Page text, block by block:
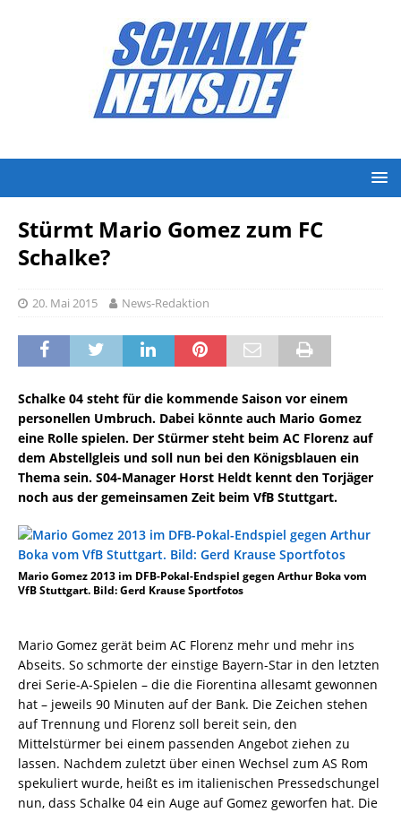
Stürmt Mario Gomez zum FC
Schalke?
20. Mai 2015 News-Redaktion
Schalke 04 steht für die kommende Saison vor einem
personellen Umbruch. Dabei könnte auch Mario Gomez
eine Rolle spielen. Der Stürmer steht beim AC Florenz auf
dem Abstellgleis und soll nun bei den Königsblauen ein
Thema sein. S04-Manager Horst Heldt kennt den Torjäger
noch aus der gemeinsamen Zeit beim VfB Stuttgart.
Mario Gomez 2013 im DFB-Pokal-Endspiel gegen Arthur Boka vom
VfB Stuttgart. Bild: Gerd Krause Sportfotos
Mario Gomez gerät beim AC Florenz mehr und mehr ins
Abseits. So schmorte der einstige Bayern-Star in den letzten
drei Serie-A-Spielen – die die Fiorentina allesamt gewonnen
hat – jeweils 90 Minuten auf der Bank. Die Zeichen stehen
auf Trennung und Florenz soll bereit sein, den
Mittelstürmer bei einem passenden Angebot ziehen zu
lassen. Nachdem zuletzt über einen Wechsel zum AS Rom
spekuliert wurde, heißt es im italienischen Pressedschungel
nun, dass Schalke 04 ein Auge auf Gomez geworfen hat. Die